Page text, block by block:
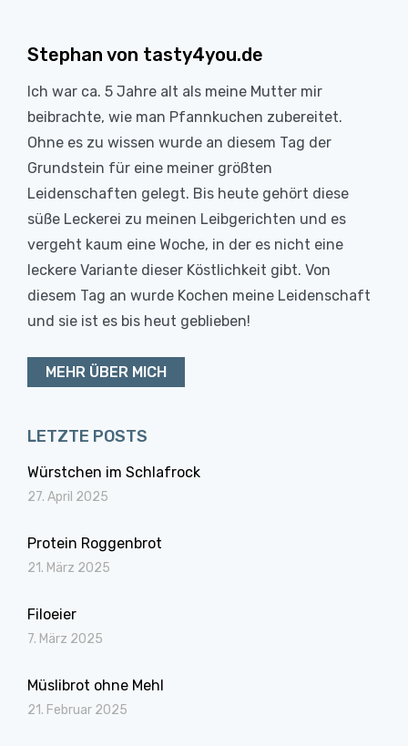
Stephan von tasty4you.de
Ich war ca. 5 Jahre alt als meine Mutter mir
beibrachte, wie man Pfannkuchen zubereitet.
Ohne es zu wissen wurde an diesem Tag der
Grundstein für eine meiner größten
Leidenschaften gelegt. Bis heute gehört diese
süße Leckerei zu meinen Leibgerichten und es
vergeht kaum eine Woche, in der es nicht eine
leckere Variante dieser Köstlichkeit gibt. Von
diesem Tag an wurde Kochen meine Leidenschaft
und sie ist es bis heut geblieben!
MEHR ÜBER MICH
LETZTE POSTS
Würstchen im Schlafrock
27. April 2025
Protein Roggenbrot
21. März 2025
Filoeier
7. März 2025
Müslibrot ohne Mehl
21. Februar 2025